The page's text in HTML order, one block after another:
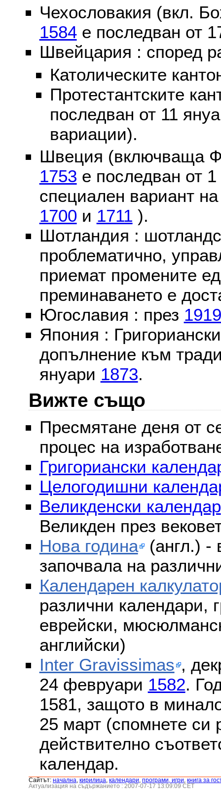
Чехословакия (вкл.
1584е последван от
Швейцария : според
Католическите
Протестантските
последван от 11
вариации).
Швеция (включваща
1753 е последван от
специален вариант
1700 и 1711 ).
Шотландия :
проблематично,
приемат промените
преминаването е
Югославия : през 1919
Япония :
допълнение към
януари 1873.
Вижте също
Пресмятане деня от
процес на
Григориански
Целогодишни
Великденски календар
Великден през
Нова година (англ.) -
започвала на
Календарен
различни календари,
еврейски,
английски)
Inter Gravissimas ,
24 февруари 1582.
1581, защото в
25 март (спомнете си
действително
календар.
Сайтът: началнa, кирилица, календари, програми, игри, книга за
Актуализация на съдържанието : 2007-07-17 13:09:09 CET